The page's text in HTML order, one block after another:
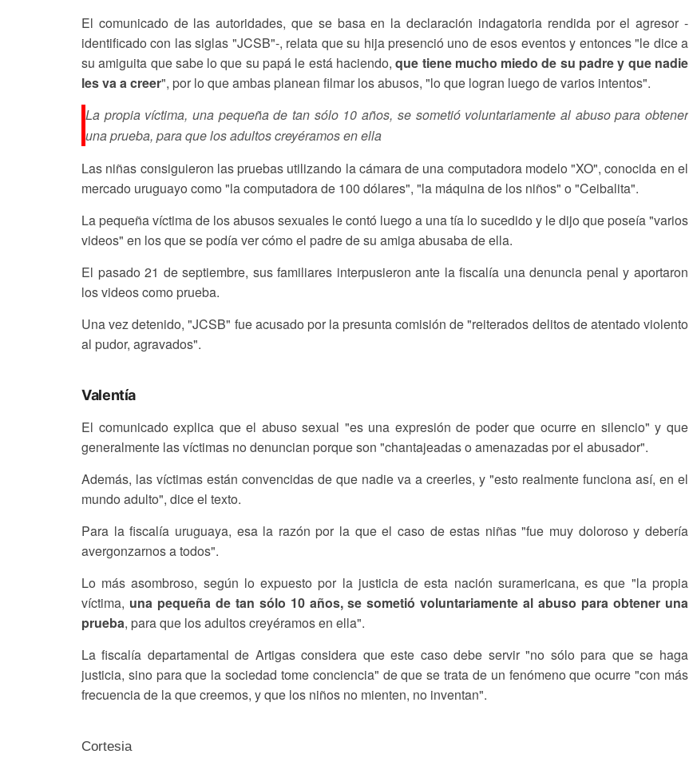
El comunicado de las autoridades, que se basa en la declaración indagatoria rendida por el agresor -
identificado con las siglas "JCSB"-, relata que su hija presenció uno de esos eventos y entonces "le dice a
su amiguita que sabe lo que su papá le está haciendo,que tiene mucho miedo de su padre y que nadie
les va a creer", por lo que ambas planean filmar los abusos, "lo que logran luego de varios intentos".
La propia víctima, una pequeña de tan sólo 10 años, se sometió voluntariamente al abuso para obtener
una prueba, para que los adultos creyéramos en ella
Las niñas consiguieron las pruebas utilizando la cámara de una computadora modelo "XO", conocida en el
mercado uruguayo como "la computadora de 100 dólares", "la máquina de los niños" o "Ceibalita".
La pequeña víctima de los abusos sexuales le contó luego a una tía lo sucedido y le dijo que poseía "varios
videos" en los que se podía ver cómo el padre de su amiga abusaba de ella.
El pasado 21 de septiembre, sus familiares interpusieron ante la fiscalía una denuncia penal y aportaron
los videos como prueba.
Una vez detenido, "JCSB" fue acusado por la presunta comisión de "reiterados delitos de atentado violento
al pudor, agravados".
Valentía
El comunicado explica que el abuso sexual "es una expresión de poder que ocurre en silencio" y que
generalmente las víctimas no denuncian porque son "chantajeadas o amenazadas por el abusador".
Además, las víctimas están convencidas de que nadie va a creerles, y "esto realmente funciona así, en el
mundo adulto", dice el texto.
Para la fiscalía uruguaya, esa la razón por la que el caso de estas niñas "fue muy doloroso y debería
avergonzarnos a todos".
Lo más asombroso, según lo expuesto por la justicia de esta nación suramericana, es que "la propia
víctima, una pequeña de tan sólo 10 años, se sometió voluntariamente al abuso para obtener una
prueba, para que los adultos creyéramos en ella".
La fiscalía departamental de Artigas considera que este caso debe servir "no sólo para que se haga
justicia, sino para que la sociedad tome conciencia" de que se trata de un fenómeno que ocurre "con más
frecuencia de la que creemos, y que los niños no mienten, no inventan".
Cortesia